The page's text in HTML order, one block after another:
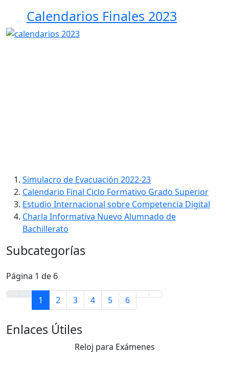
Enlaces Útiles
Reloj para Exámenes
Calendarios Finales 2023
Simulacro de Evacuación 2022-23
Calendario Final Ciclo Formativo Grado Superior
Estudio Internacional sobre Competencia Digital
Charla Informativa Nuevo Alumnado de
Bachillerato
Subcategorías
Página 1 de 6
1 2 3 4 5 6